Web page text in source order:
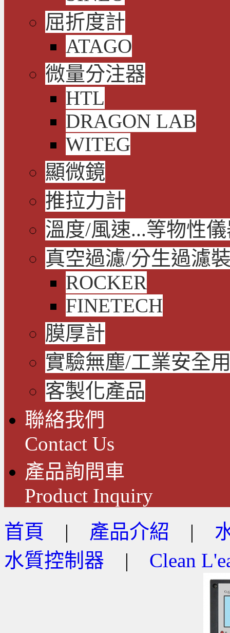
屈折度計
ATAGO
微量分注器
HTL
DRAGON LAB
WITEG
顯微鏡
推拉力計
溫度/風速...等物性
真空過濾/分生過濾
ROCKER
FINETECH
膜厚計
實驗無塵/工業安全
客製化產品
聯絡我們
Contact Us
產品詢問車
Product Inquiry
首頁 | 產品介紹 |
水質控制器 | Clean